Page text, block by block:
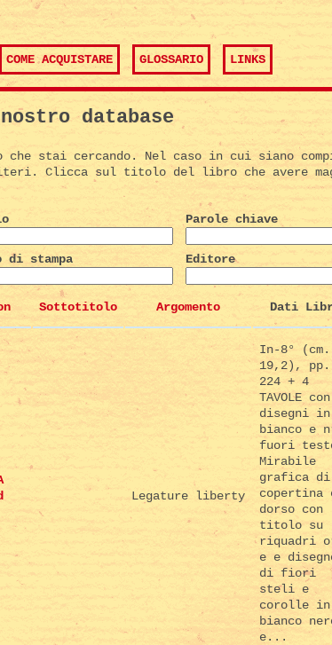
COME ACQUISTARE GLOSSARIO LINKS
database
stai cercando. Nel caso in cui siano
Clicca sul titolo del libro che avere
Parole chiave
di stampa Editore
Sottotitolo Argomento Dati
Legature liberty
In-8° (cm.
19,2), pp.
224 + 4
TAVOLE con
disegni in
bianco e
fuori
Mirabile
grafica di
copertina
dorso con
titolo su
riquadri
e e
di fiori
steli e
corolle in
bianco
e...